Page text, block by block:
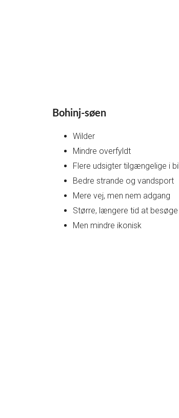
Bohinj-søen
Wilder
Mindre overfyldt
Flere udsigter tilgængelige i bil
Bedre strande og vandsport
Mere vej, men nem adgang
Større, længere tid at besøge
Men mindre ikonisk